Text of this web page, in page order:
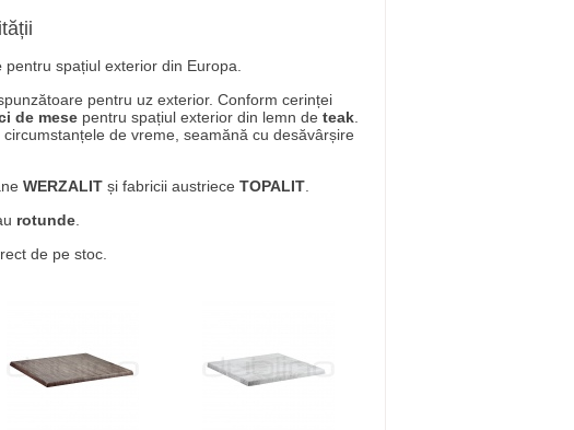
pentru spațiul exterior din Europa.
pentru uz exterior. Conform cerinței
de mese pentru spațiul exterior din lemn de teak
de vreme, seamănă cu desăvârșire
WERZALIT și fabricii austriece TOPALIT
rotunde
de pe stoc.